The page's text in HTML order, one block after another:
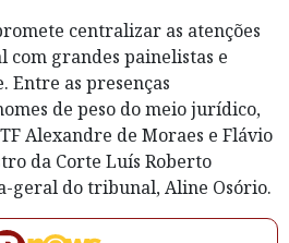
centralizar as atenções
com grandes painelistas e
Entre as presenças
de peso do meio jurídico,
Alexandre de Moraes e Flávio
da Corte Luís Roberto
geral do tribunal, Aline Osório.